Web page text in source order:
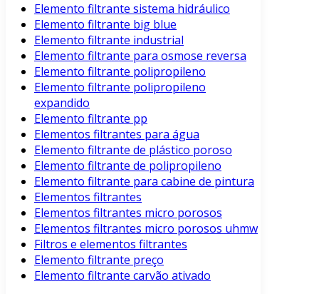
Elemento filtrante sistema hidráulico
Elemento filtrante big blue
Elemento filtrante industrial
Elemento filtrante para osmose reversa
Elemento filtrante polipropileno
Elemento filtrante polipropileno
expandido
Elemento filtrante pp
Elementos filtrantes para água
Elemento filtrante de plástico poroso
Elemento filtrante de polipropileno
Elemento filtrante para cabine de pintura
Elementos filtrantes
Elementos filtrantes micro porosos
Elementos filtrantes micro porosos uhmw
Filtros e elementos filtrantes
Elemento filtrante preço
Elemento filtrante carvão ativado